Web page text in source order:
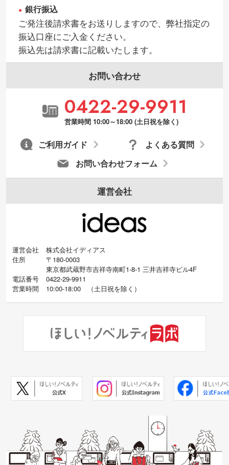
銀行振込
ご発注後請求書をお送りしますので、弊社指定の
振込口座にご入金ください。
振込先は請求書に記載いたします。
お問い合わせ
0422-29-9911
営業時間 10:00～18:00 (土日祝を除く)
お問い合わせフォーム
よくある質問
ご利用ガイド
運営会社
運営会社
株式会社イディアス
住所
〒180-0003
東京都武蔵野市吉祥寺南町1-8-1 三井吉祥寺ビル4F
電話番号
0422-29-9911
営業時間
10:00-18:00 （土日祝を除く）